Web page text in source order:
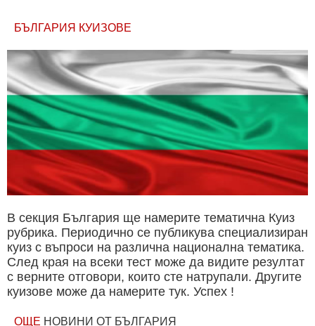
БЪЛГАРИЯ КУИЗОВЕ
В секция България ще намерите тематична Куиз
рубрика. Периодично се публикува специализиран
куиз с въпроси на различна национална тематика.
След края на всеки тест може да видите резултат
с верните отговори, които сте натрупали. Другите
куизове може да намерите тук. Успех !
ОЩЕ НОВИНИ ОТ БЪЛГАРИЯ